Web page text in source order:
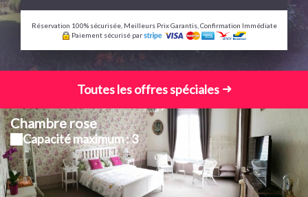
Réservation 100% sécurisée, Meilleurs Prix Garantis, Confirmation Immédiate
Paiement sécurisé par
Toutes les offres spéciales
Chambre rose
Capacité maximum : 3